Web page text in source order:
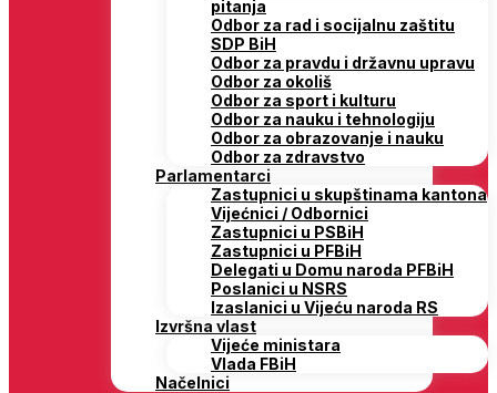
pitanja
Odbor za rad i socijalnu zaštitu
SDP BiH
Odbor za pravdu i državnu upravu
Odbor za okoliš
Odbor za sport i kulturu
Odbor za nauku i tehnologiju
Odbor za obrazovanje i nauku
Odbor za zdravstvo
Parlamentarci
Zastupnici u skupštinama kantona
Vijećnici / Odbornici
Zastupnici u PSBiH
Zastupnici u PFBiH
Delegati u Domu naroda PFBiH
Poslanici u NSRS
Izaslanici u Vijeću naroda RS
Izvršna vlast
Vijeće ministara
Vlada FBiH
Načelnici